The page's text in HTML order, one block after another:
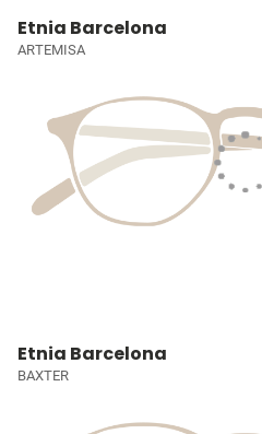
Etnia Barcelona
ARTEMISA
Etnia Barcelona
BAXTER